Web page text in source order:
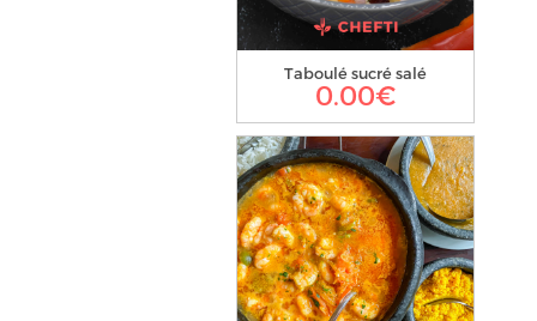
Taboulé sucré salé
0.00€